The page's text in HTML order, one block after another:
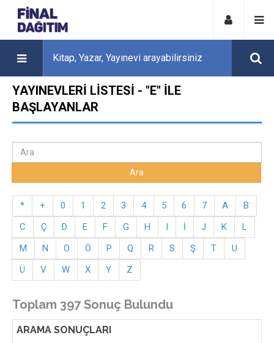
YAYINEVLERI LISTESI - "E" ILE
BAŞLAYANLAR
* + 0 1 2 3 4 5 6 7 A
B
C
Ç D E F G H I İ J K
L
M
N O Ö P Q R S Ş T
U
Ü
V W X Y Z
Toplam 397 Sonuç Bulundu
ARAMA SONUÇLARI